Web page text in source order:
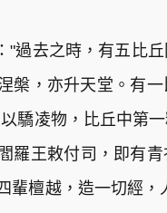
過去之時，有五比
槃，亦升天堂。有
驕凌物，比丘中第
羅王敕付司，即有
輩檀越，造一切經，